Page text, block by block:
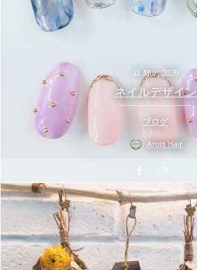
31 Mar,2020
ネイルデザイン
ブログ
Aross Hair